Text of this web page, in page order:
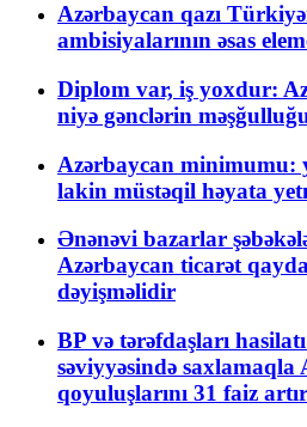
Azərbaycan qazı
ambisiyalarının əsas
Diplom var, iş yoxdur:
niyə gənclərin
Azərbaycan minimumu:
lakin müstəqil həyata
Ənənəvi bazarlar
Azərbaycan ticarət
dəyişməlidir
BP və tərəfdaşları
səviyyəsində
qoyuluşlarını 31 faiz